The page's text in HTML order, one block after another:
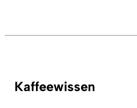
Kaffeewissen